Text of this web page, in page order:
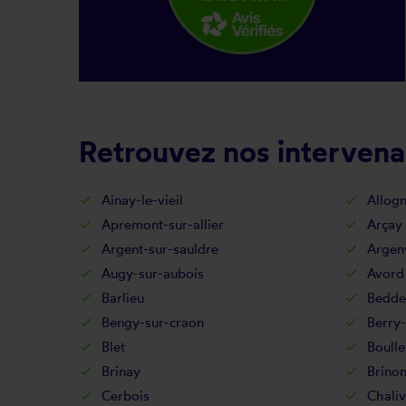
Retrouvez nos
Ainay-le-vieil
Apremont-sur-allier
Arçay
Argent-sur-sauldre
Augy-sur-aubois
Avord
Barlieu
Bengy-sur-craon
Blet
Brinay
Cerbois